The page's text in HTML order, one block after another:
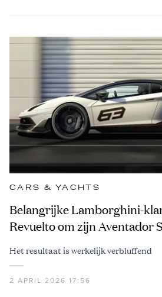
CARS & YACHTS
Belangrijke Lamborghini-
Revuelto om zijn Aventador
Het resultaat is werkelijk verbluffend
2 APRIL 2026 17:56